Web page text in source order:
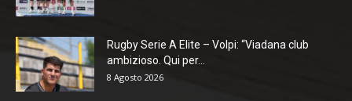
Rugby Serie A Elite – Volpi: “Viadana club
ambizioso. Qui per...
8 Agosto 2026